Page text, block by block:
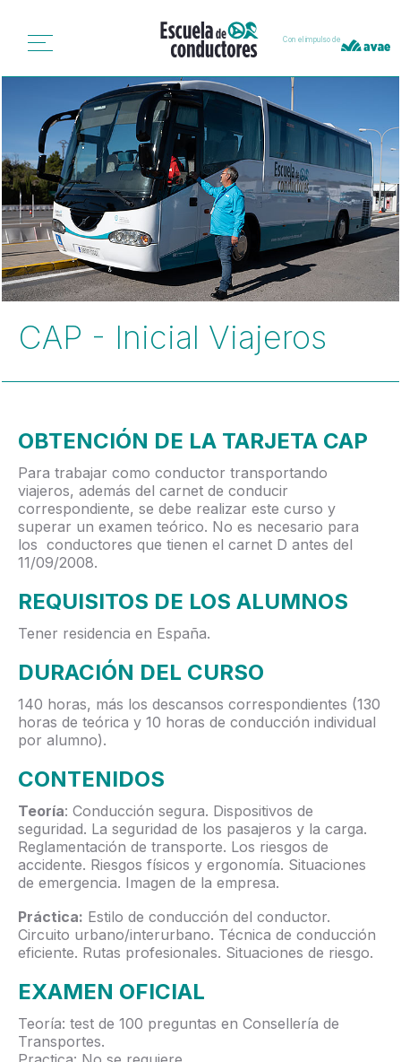
Con el impulso de
CAP - Inicial Viajeros
OBTENCIÓN DE LA TARJETA CAP
Para trabajar como conductor transportando
viajeros, además del carnet de conducir
correspondiente, se debe realizar este curso y
superar un examen teórico. No es necesario para
los conductores que tienen el carnet D antes del
11/09/2008.
REQUISITOS DE LOS ALUMNOS
Tener residencia en España.
DURACIÓN DEL CURSO
140 horas, más los descansos correspondientes (130
horas de teórica y 10 horas de conducción individual
por alumno).
CONTENIDOS
Teoría: Conducción segura. Dispositivos de
seguridad. La seguridad de los pasajeros y la carga.
Reglamentación de transporte. Los riesgos de
accidente. Riesgos físicos y ergonomía. Situaciones
de emergencia. Imagen de la empresa.
Práctica: Estilo de conducción del conductor.
Circuito urbano/interurbano. Técnica de conducción
eficiente. Rutas profesionales. Situaciones de riesgo.
EXAMEN OFICIAL
Teoría: test de 100 preguntas en Consellería de
Transportes.